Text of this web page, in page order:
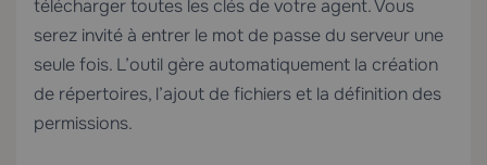
télécharger toutes les clés de votre agent. Vous
serez invité à entrer le mot de passe du serveur une
seule fois. L’outil gère automatiquement la création
de répertoires, l’ajout de fichiers et la définition des
permissions.